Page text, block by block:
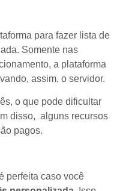
para fazer lista de
Somente nas
a plataforma
assim, o servidor.
o que pode dificultar
disso, alguns recursos
pagos.
perfeita caso você